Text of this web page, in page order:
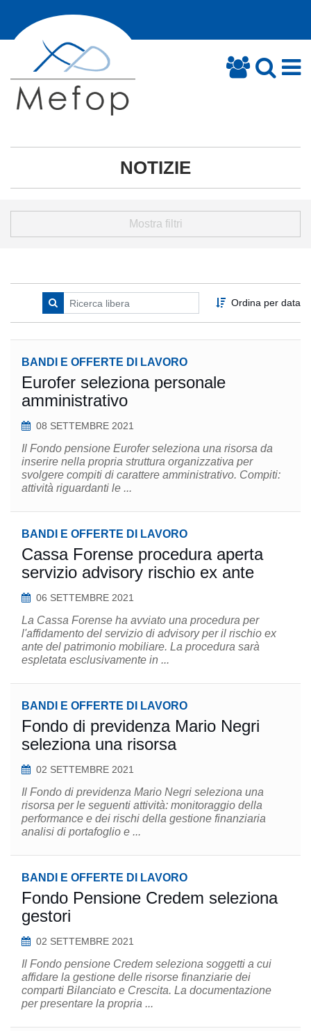
NOTIZIE
Mostra filtri
Ordina per data
BANDI E OFFERTE DI LAVORO
Eurofer seleziona personale
amministrativo
08 SETTEMBRE 2021
Il Fondo pensione Eurofer seleziona una risorsa da
inserire nella propria struttura organizzativa per
svolgere compiti di carattere amministrativo. Compiti:
attività riguardanti le ...
BANDI E OFFERTE DI LAVORO
Cassa Forense procedura aperta
servizio advisory rischio ex ante
06 SETTEMBRE 2021
La Cassa Forense ha avviato una procedura per
l'affidamento del servizio di advisory per il rischio ex
ante del patrimonio mobiliare. La procedura sarà
espletata esclusivamente in ...
BANDI E OFFERTE DI LAVORO
Fondo di previdenza Mario Negri
seleziona una risorsa
02 SETTEMBRE 2021
Il Fondo di previdenza Mario Negri seleziona una
risorsa per le seguenti attività: monitoraggio della
performance e dei rischi della gestione finanziaria
analisi di portafoglio e ...
BANDI E OFFERTE DI LAVORO
Fondo Pensione Credem seleziona
gestori
02 SETTEMBRE 2021
Il Fondo pensione Credem seleziona soggetti a cui
affidare la gestione delle risorse finanziarie dei
comparti Bilanciato e Crescita. La documentazione
per presentare la propria ...